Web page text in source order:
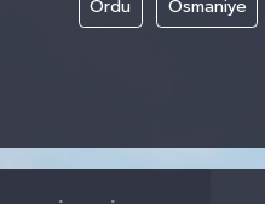
Ordu Osmaniye